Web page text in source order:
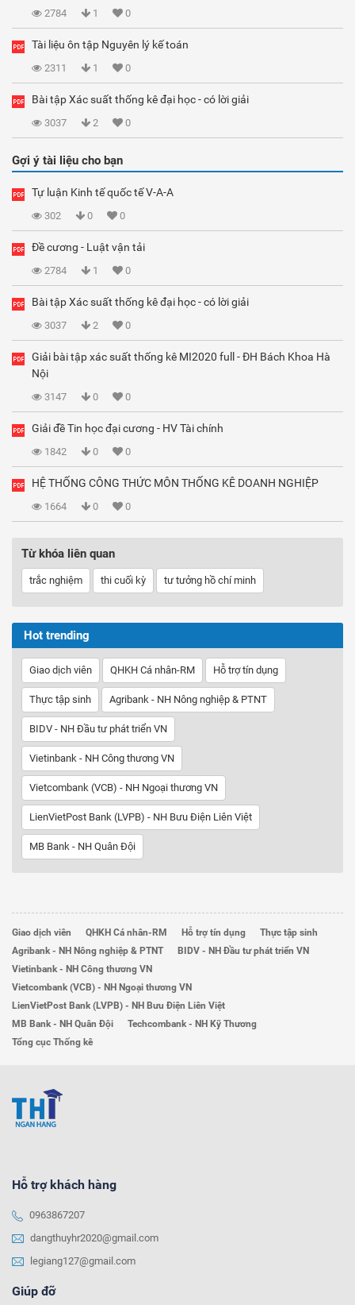
2784 1 0
Tài liệu ôn tập Nguyên lý kế toán
2311 1 0
Bài tập Xác suất thống kê đại học - có lời giải
3037 2 0
Gợi ý tài liệu cho bạn
Tự luận Kinh tế quốc tế V-A-A
302 0 0
Đề cương - Luật vận tải
2784 1 0
Bài tập Xác suất thống kê đại học - có lời giải
3037 2 0
Giải bài tập xác suất thống kê MI2020 full - ĐH Bách Khoa Hà
Nội
3147 0 0
Giải đề Tin học đại cương - HV Tài chính
1842 0 0
HỆ THỐNG CÔNG THỨC MÔN THỐNG KÊ DOANH NGHIỆP
1664 0 0
Từ khóa liên quan
trắc nghiệm thi cuối kỳ tư tưởng hồ chí minh
Hot trending
Giao dịch viên QHKH Cá nhân-RM Hỗ trợ tín dụng
Thực tập sinh Agribank - NH Nông nghiệp & PTNT
BIDV - NH Đầu tư phát triển VN
Vietinbank - NH Công thương VN
Vietcombank (VCB) - NH Ngoại thương VN
LienVietPost Bank (LVPB) - NH Bưu Điện Liên Việt
MB Bank - NH Quân Đội
Giao dịch viên QHKH Cá nhân-RM Hỗ trợ tín dụng
Thực tập sinh
Agribank - NH Nông nghiệp & PTNT
BIDV - NH Đầu tư phát triển VN
Vietinbank - NH Công thương VN
Vietcombank (VCB) - NH Ngoại thương VN
LienVietPost Bank (LVPB) - NH Bưu Điện Liên Việt
MB Bank - NH Quân Đội
Techcombank - NH Kỹ Thương
Tổng cục Thống kê
Hỗ trợ khách hàng
0963867207
dangthuyhr2020@gmail.com
legiang127@gmail.com
Giúp đỡ